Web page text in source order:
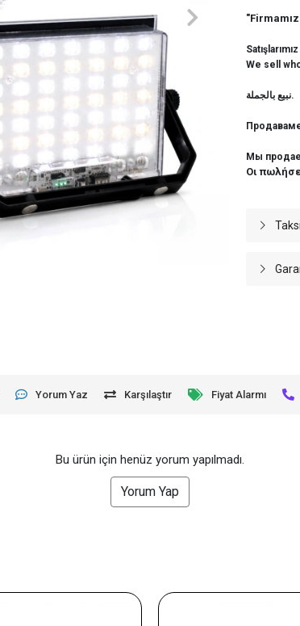
We sell
نبيع بالجملة.
Мы
Οι
Yorum Yaz Karşılaştır Fiyat Alarmı
Bu ürün için henüz yorum yapılmadı.
Yorum Yap